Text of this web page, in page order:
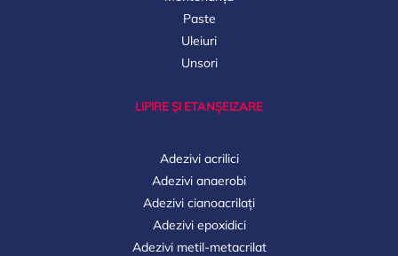
Paste
Uleiuri
Unsori
LIPIRE ȘI ETANȘEIZARE
Adezivi acrilici
Adezivi anaerobi
Adezivi cianoacrilați
Adezivi epoxidici
Adezivi metil-metacrilat